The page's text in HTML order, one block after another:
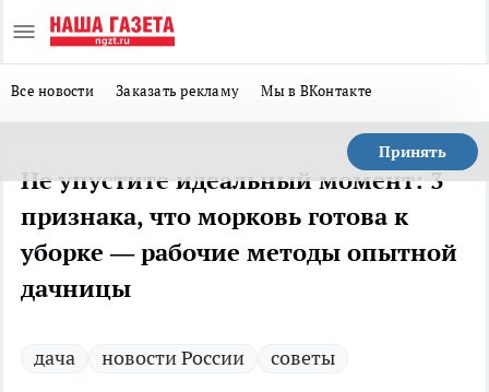
Все новости Заказать рекламу Мы в ВКонтакте
Принять
Не упустите идеальный момент: 3
признака, что морковь готова к
уборке — рабочие методы опытной
дачницы
дача новости России советы